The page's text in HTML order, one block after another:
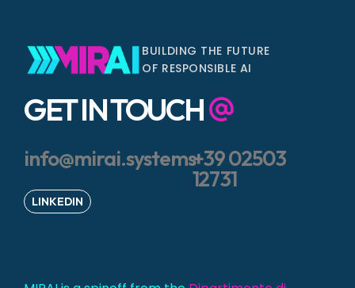
BUILDING THE FUTURE
OF RESPONSIBLE AI
GET IN TOUCH
info@mirai.systems+39 02503
12731
LINKEDIN